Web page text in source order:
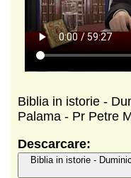
Biblia in istorie -
Palama - Pr Petre
Descarcare:
Biblia in istorie -